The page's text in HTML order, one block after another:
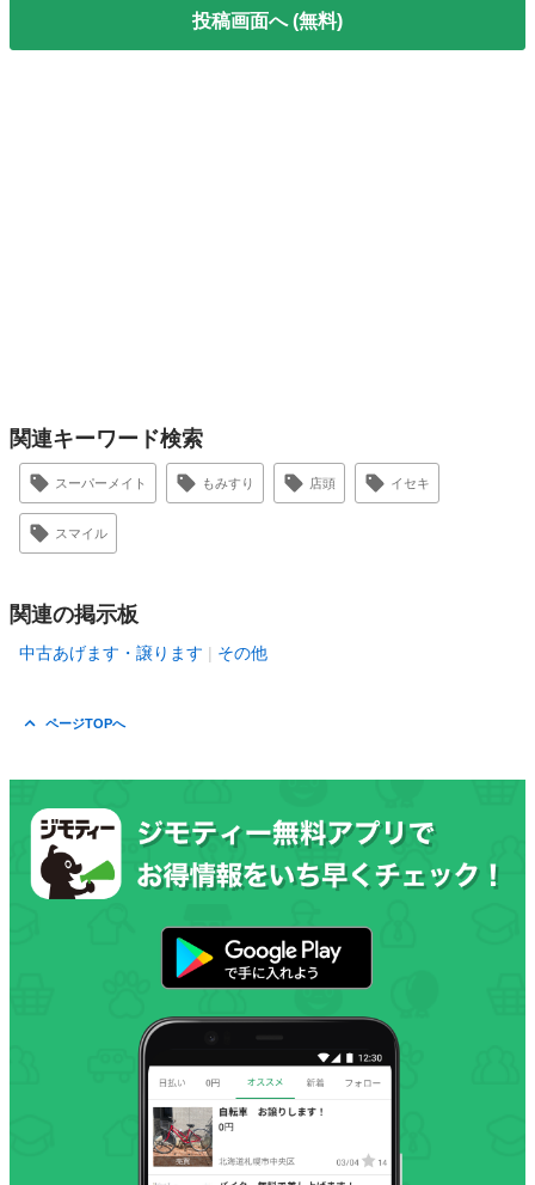
投稿画面へ (無料)
関連キーワード検索
スーパーメイト もみすり 店頭 イセキ
スマイル
関連の掲示板
中古あげます・譲ります その他
ページTOPへ